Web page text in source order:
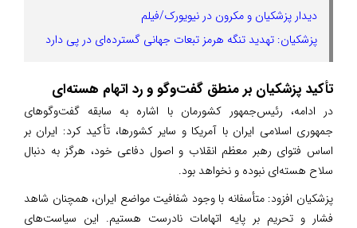
دیدار پزشکیان و مکرون در نیویورک/فیلم
پزشکیان: تهدید تنگه هرمز تبعات جهانی گسترده‌ای در پی دارد
تأکید پزشکیان بر منطق گفت‌وگو و رد اتهام هسته‌ای
در ادامه، رئیس‌جمهور کشورمان با اشاره به سابقه گفت‌وگوهای
جمهوری اسلامی ایران با آمریکا و سایر کشورها، تأکید کرد: ایران بر
اساس فتوای رهبر معظم انقلاب و اصول دفاعی خود، هرگز به دنبال
سلاح هسته‌ای نبوده و نخواهد بود.
پزشکیان افزود: متأسفانه با وجود شفافیت مواضع ایران، همچنان شاهد
فشار و تحریم بر پایه اتهامات نادرست هستیم. این سیاست‌های